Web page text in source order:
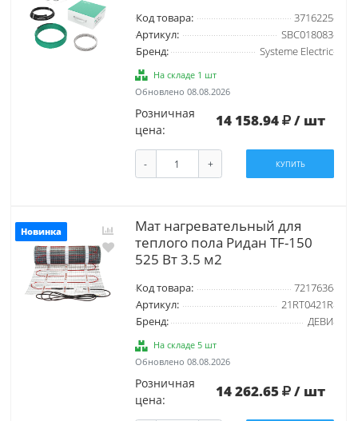
Код товара:
3716225
Артикул:
SBC018083
Бренд:
Systeme Electric
На складе 1 шт
Обновлено 08.08.2026
Розничная
цена:
14 158.94 / шт
- + КУПИТЬ
Новинка
Мат нагревательный для
теплого пола Ридан TF-150
525 Вт 3.5 м2
Код товара:
7217636
Артикул:
21RT0421R
Бренд:
ДЕВИ
На складе 5 шт
Обновлено 08.08.2026
Розничная
цена:
14 262.65 / шт